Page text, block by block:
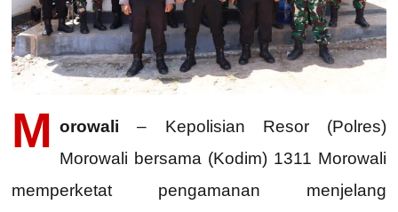
M orowali – Kepolisian Resor (Polres)
Morowali bersama (Kodim) 1311 Morowali
memperketat pengamanan menjelang